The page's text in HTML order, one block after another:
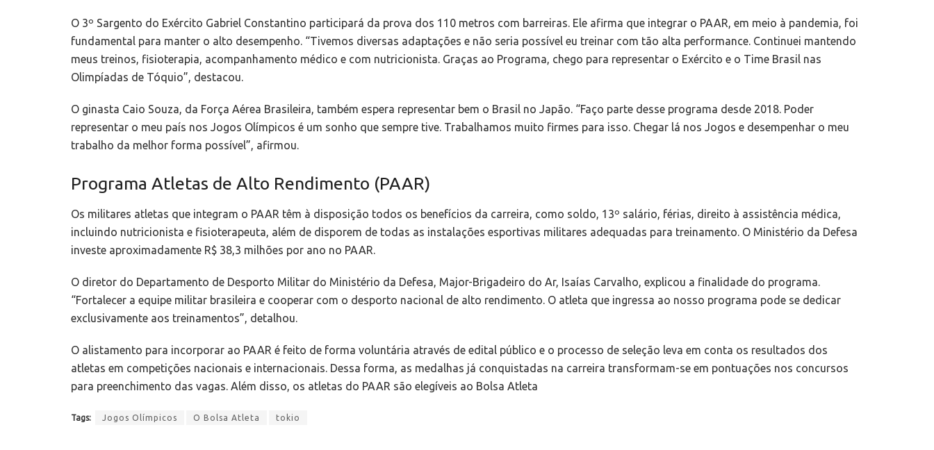
O 3º Sargento do Exército Gabriel Constantino participará da prova dos 110 metros com barreiras. Ele afirma que integrar o PAAR, em meio à pandemia, foi
fundamental para manter o alto desempenho. “Tivemos diversas adaptações e não seria possível eu treinar com tão alta performance. Continuei mantendo
meus treinos, fisioterapia, acompanhamento médico e com nutricionista. Graças ao Programa, chego para representar o Exército e o Time Brasil nas
Olimpíadas de Tóquio”, destacou.
O ginasta Caio Souza, da Força Aérea Brasileira, também espera representar bem o Brasil no Japão. “Faço parte desse programa desde 2018. Poder
representar o meu país nos Jogos Olímpicos é um sonho que sempre tive. Trabalhamos muito firmes para isso. Chegar lá nos Jogos e desempenhar o meu
trabalho da melhor forma possível”, afirmou.
Programa Atletas de Alto Rendimento (PAAR)
Os militares atletas que integram o PAAR têm à disposição todos os benefícios da carreira, como soldo, 13º salário, férias, direito à assistência médica,
incluindo nutricionista e fisioterapeuta, além de disporem de todas as instalações esportivas militares adequadas para treinamento. O Ministério da Defesa
investe aproximadamente R$ 38,3 milhões por ano no PAAR.
O diretor do Departamento de Desporto Militar do Ministério da Defesa, Major-Brigadeiro do Ar, Isaías Carvalho, explicou a finalidade do programa.
“Fortalecer a equipe militar brasileira e cooperar com o desporto nacional de alto rendimento. O atleta que ingressa ao nosso programa pode se dedicar
exclusivamente aos treinamentos”, detalhou.
O alistamento para incorporar ao PAAR é feito de forma voluntária através de edital público e o processo de seleção leva em conta os resultados dos
atletas em competições nacionais e internacionais. Dessa forma, as medalhas já conquistadas na carreira transformam-se em pontuações nos concursos
para preenchimento das vagas. Além disso, os atletas do PAAR são elegíveis ao Bolsa Atleta
Tags: Jogos Olímpicos O Bolsa Atleta tokio